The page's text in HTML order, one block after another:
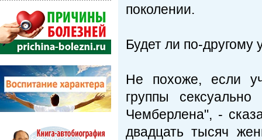
поколении.
Будет ли по-другому
Не похоже, если
группы
Чемберлена", -
двадцать тысяч